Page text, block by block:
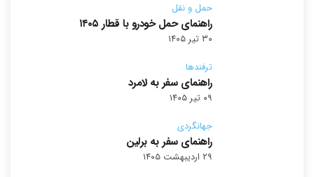
حمل و نقل
راهنمای حمل خودرو با قطار ۱۴۰۵
۳۰ تیر ۱۴۰۵
ترفندها
راهنمای سفر به لامرد
۰۹ تیر ۱۴۰۵
جهانگردی
راهنمای سفر به برلین
۲۹ اردیبهشت ۱۴۰۵